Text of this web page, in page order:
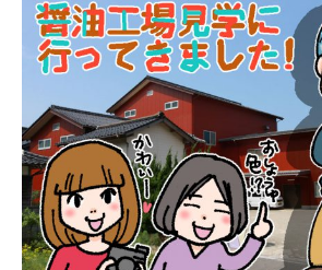
知
っ
て
も
ら
え
る
う
英
語
版
も
あ
り
ま
す。